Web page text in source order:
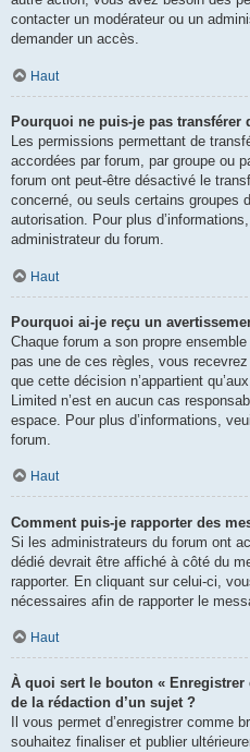
contacter un modérateur ou un
demander un accès.
Haut
Pourquoi ne puis-je pas transférer
Les permissions permettant de
accordées par forum, par groupe ou
forum ont peut-être désactivé le
concerné, ou seuls certains groupes
autorisation. Pour plus
administrateur du forum.
Haut
Pourquoi ai-je reçu un
Chaque forum a son propre
pas une de ces règles, vous
que cette décision n’appartient
Limited n’est en aucun cas
espace. Pour plus d’informations,
forum.
Haut
Comment puis-je rapporter des
Si les administrateurs du forum ont
dédié devrait être affiché à côté du
rapporter. En cliquant sur celui-ci,
nécessaires afin de rapporter le
Haut
À quoi sert le bouton «
de la rédaction d’un sujet ?
Il vous permet d’enregistrer comme
souhaitez finaliser et publier